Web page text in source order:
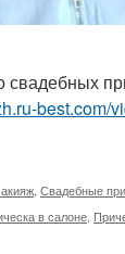
свадебных
best.com/
, Свадебные
в салоне,